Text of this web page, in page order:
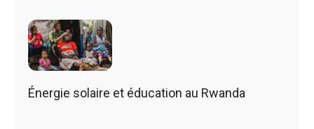
Énergie solaire et éducation au Rwanda